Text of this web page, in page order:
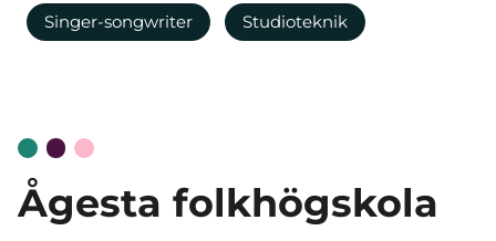
Singer-songwriter Studioteknik
Ågesta folkhögskola